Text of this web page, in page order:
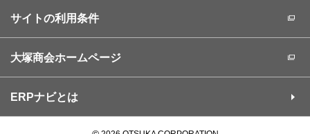
サイトの利用条件
大塚商会ホームページ
ERPナビとは